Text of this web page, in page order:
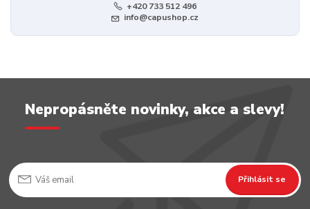
+420 733 512 496
info@capushop.cz
Nepropásněte novinky, akce a slevy!
Přihlásit se